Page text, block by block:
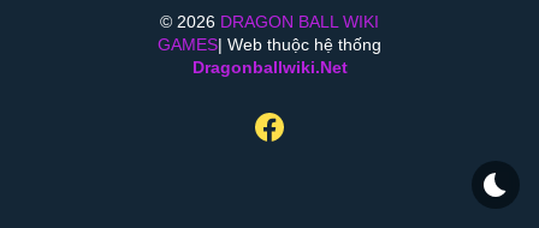
© 2026 DRAGON BALL WIKI
GAMES| Web thuộc hệ thống
Dragonballwiki.net